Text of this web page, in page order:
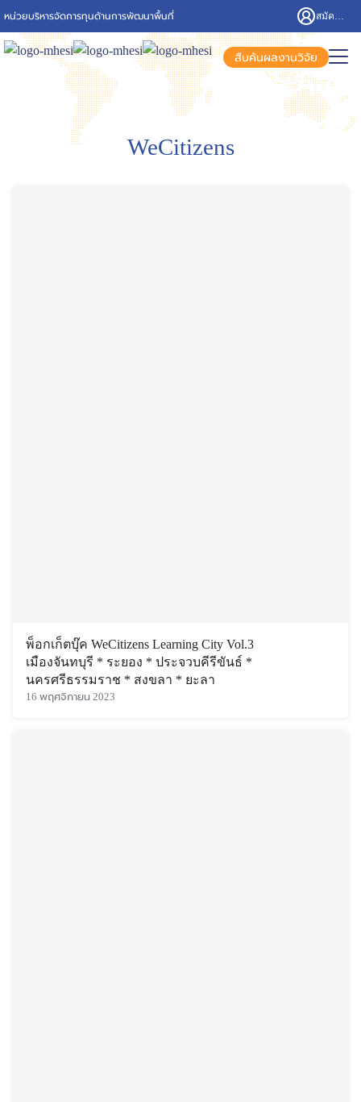
Skip
to
content
หน่วยบริหารจัดการทุนด้านการพัฒนาพื้นที่
สืบค้นผลงานวิจัย
Search
WeCitizens
พ็อกเก็ตบุ๊ค WeCitizens Learning City Vol.3
เมืองจันทบุรี * ระยอง * ประจวบคีรีขันธ์ *
นครศรีธรรมราช * สงขลา * ยะลา
16 พฤศจิกายน 2023